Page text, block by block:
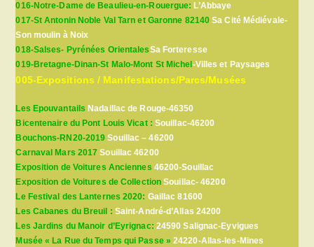
016-Notre-Dame de Beaulieu-en-Rouergue: L’Abbaye
017-St Antonin Noble Val Tarn et Garonne 82140 Sa Cité Médiévale-
Son moulin à Noix
018-Salses- Pyrénées OrientalesSa Forteresse
019-Bretagne-Dinan-St Malo-Mont St Michel -Villes et Paysages
005-Expositions / Manifestations/Parcs/Musées
Les Epouvantails Nadaillac de Rouge-46350
Bicentenaire du Pont Louis Vicat : Souillac-46200
Bouchons-RN20-2019Souillac – 46200
Carnaval Mars 2017 Souillac 46200
Exposition de Voitures Anciennes 46200-Souillac
Exposition de Voitures de Collection Souillac- 46200
Le Festival des Lanternes 2020: Gaillac 81600
Les Cabanes du Breuil : Saint-André-d’Allas 24200
Les Jardins du Manoir d’Eyrignac: 24590 Salignac-Eyvigues
Musée « La Rue du Temps qui Passe » 24220-Allas-les-Mines